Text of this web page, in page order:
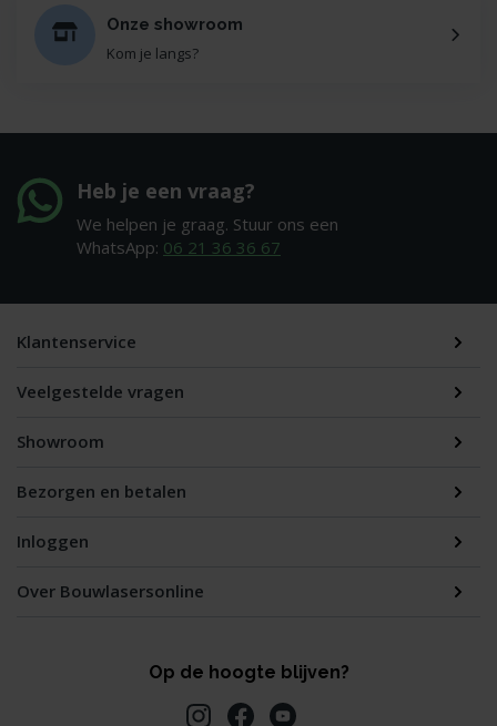
Onze showroom
Kom je langs?
Heb je een vraag?
We helpen je graag. Stuur ons een
WhatsApp: 06 21 36 36 67
Klantenservice
Veelgestelde vragen
Showroom
Bezorgen en betalen
Inloggen
Over Bouwlasersonline
Op de hoogte blijven?